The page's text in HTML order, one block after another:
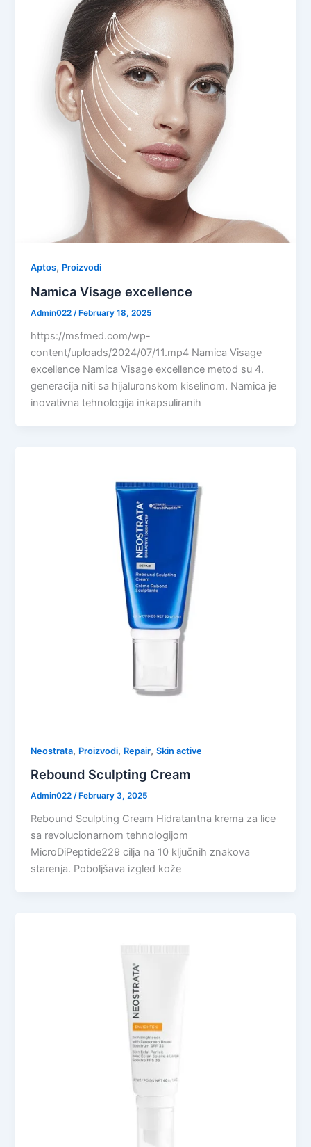
Aptos, Proizvodi
Namica Visage excellence
Admin022 /February 18, 2025
https://msfmed.com/wp-
content/uploads/2024/07/11.mp4 Namica Visage
excellence Namica Visage excellence metod su 4.
generacija niti sa hijaluronskom kiselinom. Namica je
inovativna tehnologija inkapsuliranih
Neostrata, Proizvodi, Repair,Skin active
Rebound Sculpting Cream
Admin022/ February 3, 2025
Rebound Sculpting Cream Hidratantna krema za lice
sa revolucionarnom tehnologijom
MicroDiPeptide229 cilja na 10 ključnih znakova
starenja. Poboljšava izgled kože